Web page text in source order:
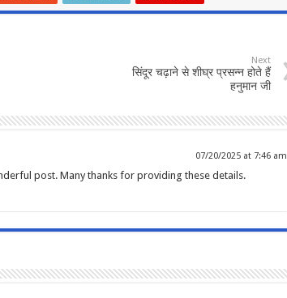
Next
सिंदूर चढ़ाने से शीघ्र प्रसन्न होते हैं
हनुमान जी
07/20/2025 at 7:46 am
post. Many thanks for providing these details.